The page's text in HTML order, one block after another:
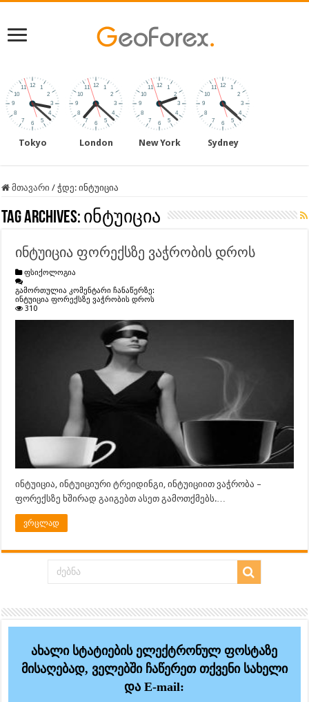
Tokyo London New York Sydney
მთავარი / ჭდე:ინტუიცია
Tag Archives: ინტუიცია
ინტუიცია ფორექსზე ვაჭრობის დროს
ფსიქოლოგია
გამორთულია კომენტარი ჩანაწერზე:
ინტუიცია ფორექსზე ვაჭრობის დროს
310
ინტუიცია, ინტუიციური ტრეიდინგი, ინტუიციით ვაჭრობა –
ფორექსზე ხშირად გაიგებთ ასეთ გამოთქმებს.…
ვრცლად
ახალი სტატიების ელექტრონულ ფოსტაზე
მისაღებად, ველებში ჩაწერეთ თქვენი სახელი
და E-mail: